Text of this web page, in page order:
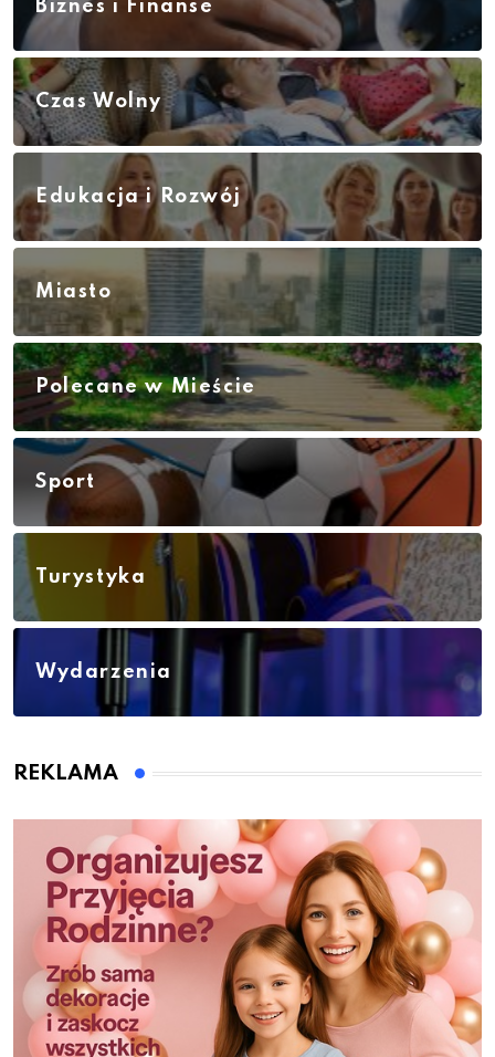
Biznes i Finanse
Czas Wolny
Edukacja i Rozwój
Miasto
Polecane w Mieście
Sport
Turystyka
Wydarzenia
REKLAMA